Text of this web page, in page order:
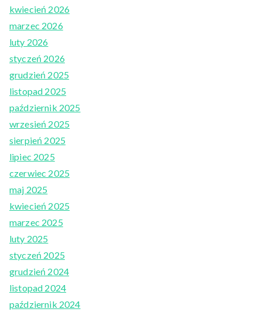
kwiecień 2026
marzec 2026
luty 2026
styczeń 2026
grudzień 2025
listopad 2025
październik 2025
wrzesień 2025
sierpień 2025
lipiec 2025
czerwiec 2025
maj 2025
kwiecień 2025
marzec 2025
luty 2025
styczeń 2025
grudzień 2024
listopad 2024
październik 2024